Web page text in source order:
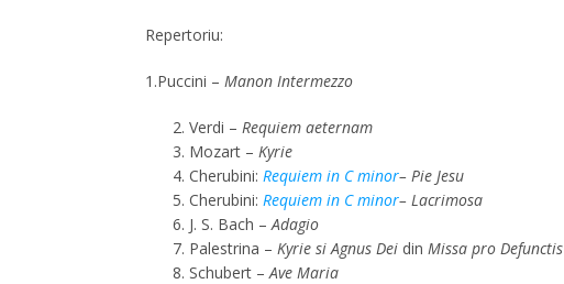
Repertoriu:
1.Puccini – Manon Intermezzo
Verdi – Requiem aeternam
Mozart – Kyrie
Cherubini: Requiem in C minor– Pie Jesu
Cherubini: Requiem in C minor– Lacrimosa
J. S. Bach –Adagio
Palestrina – Kyrie si Agnus Dei din Missa pro Defunctis
Schubert –Ave Maria